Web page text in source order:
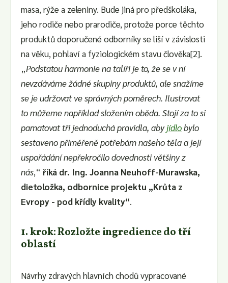
masa, rýže a zeleniny. Bude jiná pro předškoláka,
jeho rodiče nebo prarodiče, protože porce těchto
produktů doporučené odborníky se liší v závislosti
na věku, pohlaví a fyziologickém stavu člověka[2].
„Podstatou harmonie na talíři je to, že se v ní
nevzdáváme žádné skupiny produktů, ale snažíme
se je udržovat ve správných poměrech. Ilustrovat
to můžeme například složením oběda. Stojí za to si
pamatovat tři jednoduchá pravidla, abyjídlobylo
sestaveno přiměřeně potřebám našeho těla a její
uspořádání nepřekročilo dovednosti většiny z
nás,“ říká dr. Ing. Joanna Neuhoff-Murawska,
dietoložka, odbornice projektu „Krůta z
Evropy - pod křídly kvality“.
1. krok: Rozložte ingredience do tří
oblastí
Návrhy zdravých hlavních chodů vypracované